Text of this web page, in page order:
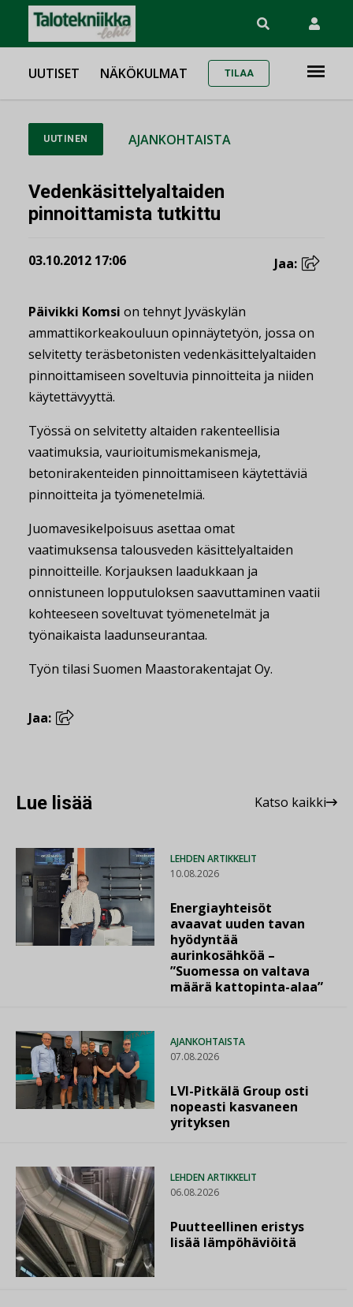
UUTISET NÄKÖKULMAT TILAA
UUTINEN AJANKOHTAISTA
Vedenkäsittelyaltaiden
pinnoittamista tutkittu
03.10.2012 17:06 Jaa:
Päivikki Komsi on tehnyt Jyväskylän
ammattikorkeakouluun opinnäytetyön, jossa on
selvitetty teräsbetonisten vedenkäsittelyaltaiden
pinnoittamiseen soveltuvia pinnoitteita ja niiden
käytettävyyttä.
Työssä on selvitetty altaiden rakenteellisia
vaatimuksia, vaurioitumismekanismeja,
betonirakenteiden pinnoittamiseen käytettäviä
pinnoitteita ja työmenetelmiä.
Juomavesikelpoisuus asettaa omat
vaatimuksensa talousveden käsittelyaltaiden
pinnoitteille. Korjauksen laadukkaan ja
onnistuneen lopputuloksen saavuttaminen vaatii
kohteeseen soveltuvat työmenetelmät ja
työnaikaista laadunseurantaa.
Työn tilasi Suomen Maastorakentajat Oy.
Jaa:
Lue lisää Katso kaikki
LEHDEN ARTIKKELIT
10.08.2026
Energiayhteisöt
avaavat uuden tavan
hyödyntää
aurinkosähköä –
”Suomessa on valtava
määrä kattopinta-alaa”
AJANKOHTAISTA
07.08.2026
LVI-Pitkälä Group osti
nopeasti kasvaneen
yrityksen
LEHDEN ARTIKKELIT
06.08.2026
Puutteellinen eristys
lisää lämpöhäviöitä